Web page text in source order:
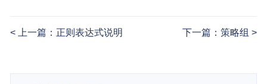
上一篇：正则表达式说明 下一篇：策略组